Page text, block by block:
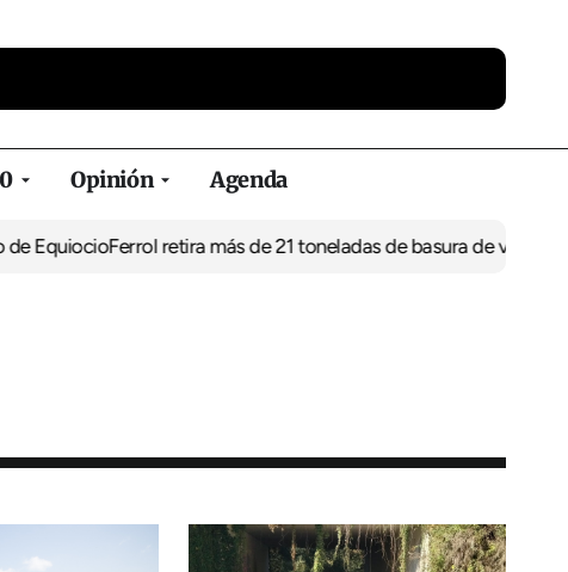
Opinión Agenda
Ferrol retira más de 21 toneladas de basura de vertederos